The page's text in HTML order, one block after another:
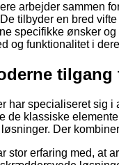
arbejder sammen
tilbyder en bred
specifikke ønsker
og funktionalitet i
har specialiseret sig
de klassiske
Der
stor erfaring med, at